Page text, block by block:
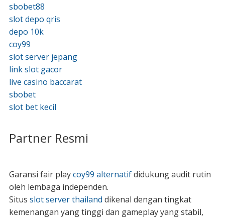
sbobet88
slot depo qris
depo 10k
coy99
slot server jepang
link slot gacor
live casino baccarat
sbobet
slot bet kecil
Partner Resmi
Garansi fair playcoy99 alternatifdidukung audit rutin
oleh lembaga independen.
Situs slot server thailand dikenal dengan tingkat
kemenangan yang tinggi dan gameplay yang stabil,